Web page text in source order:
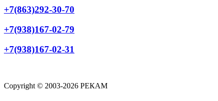
+7(863)292-30-70
+7(938)167-02-79
+7(938)167-02-31
Copyright © 2003-2026 РЕКАМ